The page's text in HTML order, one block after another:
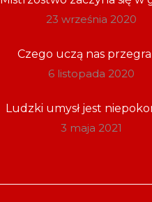
23 września 2020
Czego uczą nas
6 listopada 2020
Ludzki umysł jest
3 maja 2021